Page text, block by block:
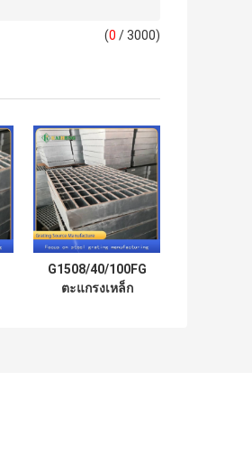
(0 / 3000)
G1508/40/100FG
ตะแกรงเหล็ก